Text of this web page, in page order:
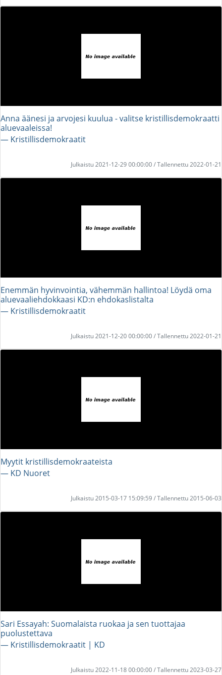
Anna äänesi ja arvojesi kuulua - valitse kristillisdemokraatti
aluevaaleissa!
― Kristillisdemokraatit
Julkaistu 2021-12-29 00:00:00 / Tallennettu 2022-01-21
Enemmän hyvinvointia, vähemmän hallintoa! Löydä oma
aluevaaliehdokkaasi KD:n ehdokaslistalta
― Kristillisdemokraatit
Julkaistu 2021-12-20 00:00:00 / Tallennettu 2022-01-21
Myytit kristillisdemokraateista
― KD Nuoret
Julkaistu 2015-03-17 15:09:59 / Tallennettu 2015-06-03
Sari Essayah: Suomalaista ruokaa ja sen tuottajaa
puolustettava
― Kristillisdemokraatit | KD
Julkaistu 2022-11-18 00:00:00 / Tallennettu 2023-03-27